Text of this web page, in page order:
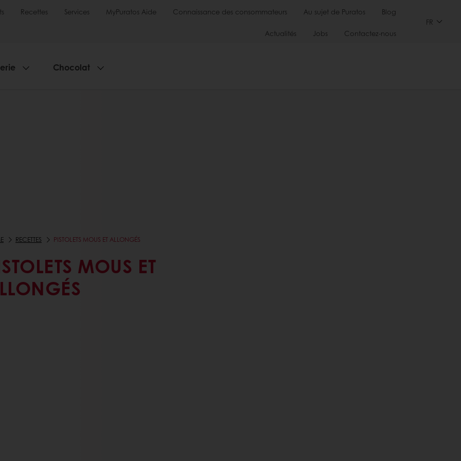
Recettes Services MyPuratos Aide Connaissance des consommateurs Au sujet de Puratos Blog
Actualités Jobs Contactez-nous
FR
Chocolat
RECETTES PISTOLETS MOUS ET ALLONGÉS
MOUS ET